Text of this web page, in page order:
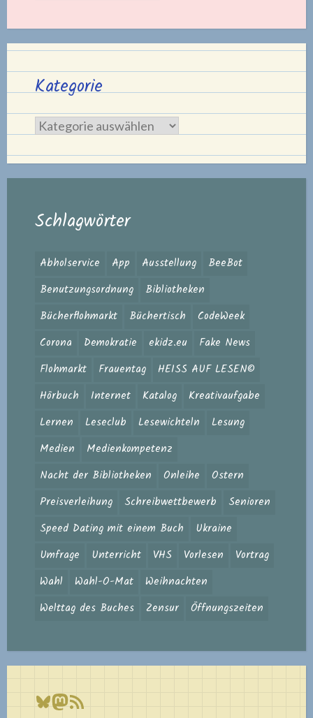
Kategorie
Kategorie
Schlagwörter
Abholservice App Ausstellung
BeeBot
Benutzungsordnung
Bibliotheken
Bücherflohmarkt
Büchertisch
CodeWeek
Corona
Demokratie ekidz.eu
Fake News
Flohmarkt
Frauentag
HEISS AUF LESEN©
Hörbuch
Internet Katalog
Kreativaufgabe
Lernen
Leseclub Lesewichteln
Lesung
Medien
Medienkompetenz
Nacht der Bibliotheken
Onleihe
Ostern
Preisverleihung
Schreibwettbewerb
Senioren
Speed Dating mit einem Buch
Ukraine
Umfrage
Unterricht VHS Vorlesen
Vortrag
Wahl
Wahl-O-Mat
Weihnachten
Welttag des Buches
Zensur Öffnungszeiten
Bluesky
Mastodon
RSS-Feed